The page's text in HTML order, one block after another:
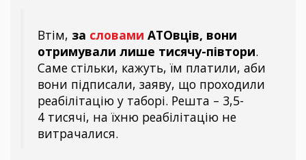
Втім, за словами АТОвців, вони
отримували лише тисячу-півтори.
Саме стільки, кажуть, їм платили, аби
вони підписали, заяву, що проходили
реабілітацію у таборі. Решта – 3,5-
4 тисячі, на їхню реабілітацію не
витрачалися.